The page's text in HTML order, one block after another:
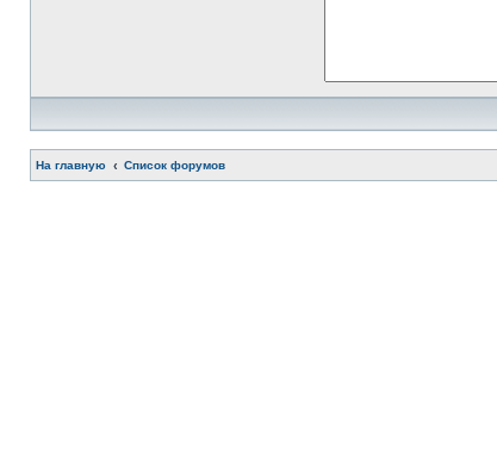
На главную Список форумов